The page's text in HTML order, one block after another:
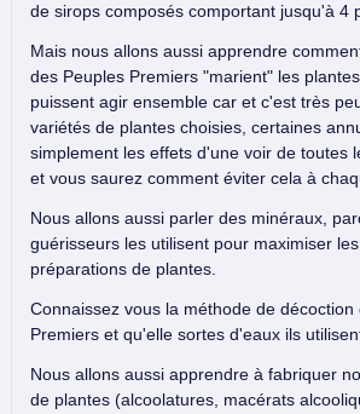
de sirops composés comportant jusqu'à 4
Mais nous allons aussi apprendre
des Peuples Premiers "marient" les
puissent agir ensemble car et c'est très
variétés de plantes choisies, certaines
simplement les effets d'une voir de toutes
et vous saurez comment éviter cela à
Nous allons aussi parler des minéraux,
guérisseurs les utilisent pour maximiser
préparations de plantes.
Connaissez vous la méthode de décoction
Premiers et qu'elle sortes d'eaux ils
Nous allons aussi apprendre à fabriquer
de plantes (alcoolatures, macérats